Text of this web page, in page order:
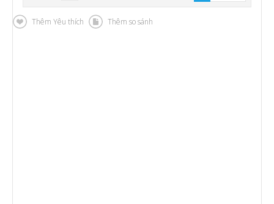
Thêm Yêu thích Thêm so sánh